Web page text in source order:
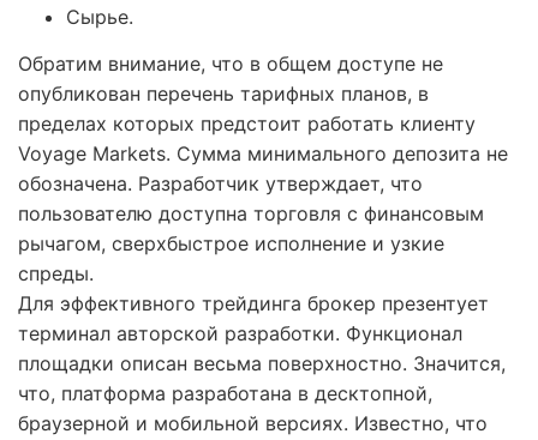
Сырье.
Обратим внимание, что в общем доступе не
опубликован перечень тарифных планов, в
пределах которых предстоит работать клиенту
Voyage Markets. Сумма минимального депозита не
обозначена. Разработчик утверждает, что
пользователю доступна торговля с финансовым
рычагом, сверхбыстрое исполнение и узкие
спреды.
Для эффективного трейдинга брокер презентует
терминал авторской разработки. Функционал
площадки описан весьма поверхностно. Значится,
что, платформа разработана в десктопной,
браузерной и мобильной версиях. Известно, что